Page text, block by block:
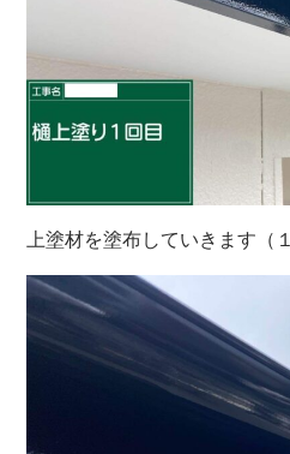
上塗材を塗布していきます（